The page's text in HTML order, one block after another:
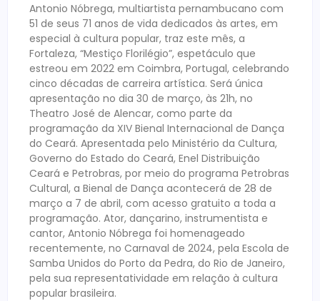
Antonio Nóbrega, multiartista pernambucano com
51 de seus 71 anos de vida dedicados às artes, em
especial à cultura popular, traz este mês, a
Fortaleza, “Mestiço Florilégio”, espetáculo que
estreou em 2022 em Coimbra, Portugal, celebrando
cinco décadas de carreira artística. Será única
apresentação no dia 30 de março, às 21h, no
Theatro José de Alencar, como parte da
programação da XIV Bienal Internacional de Dança
do Ceará. Apresentada pelo Ministério da Cultura,
Governo do Estado do Ceará, Enel Distribuição
Ceará e Petrobras, por meio do programa Petrobras
Cultural, a Bienal de Dança acontecerá de 28 de
março a 7 de abril, com acesso gratuito a toda a
programação. Ator, dançarino, instrumentista e
cantor, Antonio Nóbrega foi homenageado
recentemente, no Carnaval de 2024, pela Escola de
Samba Unidos do Porto da Pedra, do Rio de Janeiro,
pela sua representatividade em relação à cultura
popular brasileira.